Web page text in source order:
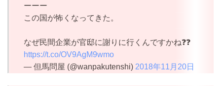
ーーー
この国が怖くなってきた。
なぜ民間企業が官邸に謝りに行くんですかね❓❓
https://t.co/OV9AgM9wmo
— 但馬問屋 (@wanpakutenshi) 2018年11月20日